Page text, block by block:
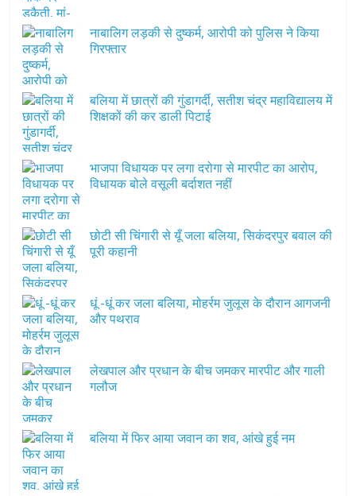
नाबालिग लड़की से दुष्कर्म, आरोपी को पुलिस ने किया
गिरफ्तार
बलिया में छात्रों की गुंडागर्दी, सतीश चंद्र महाविद्यालय में
शिक्षकों की कर डाली पिटाई
भाजपा विधायक पर लगा दरोगा से मारपीट का आरोप,
विधायक बोले वसूली बर्दाशत नहीं
छोटी सी चिंगारी से यूँ जला बलिया, सिकंदरपुर बवाल की
पूरी कहानी
धूं -धूं कर जला बलिया, मोहर्रम जुलूस के दौरान आगजनी
और पथराव
लेखपाल और प्रधान के बीच जमकर मारपीट और गाली
गलौज
बलिया में फिर आया जवान का शव, आंखे हुई नम